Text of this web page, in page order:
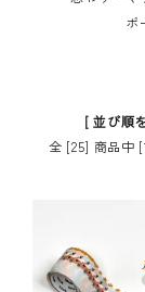
bandeってなに
お問い合わせ
ポ
[ 並び順
全 [25] 商品中